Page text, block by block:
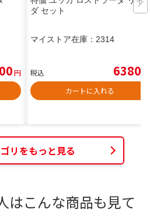
円
ダ セット
マイストア在庫： 2314
税込 6380
カートに入れる
リをもっと見る
はこんな商品も見て